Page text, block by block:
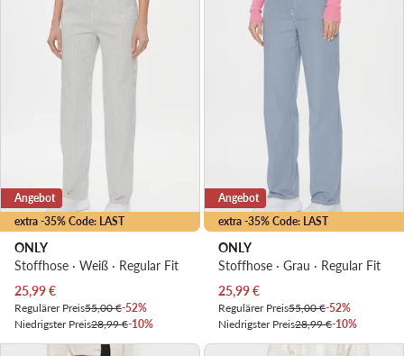
extra -35% Code: LAST
Angebot
ONLY
Stoffhose · Weiß · Regular Fit
Aktueller Preis
25,99€
Regulärer Preis55,00 €-52%
Niedrigster Preis28,99 €-10%
extra -35% Code: LAST
Angebot
ONLY
Stoffhose · Grau · Regular Fit
Aktueller Preis
25,99€
Regulärer Preis55,00 €-52%
Niedrigster Preis28,99 €-10%